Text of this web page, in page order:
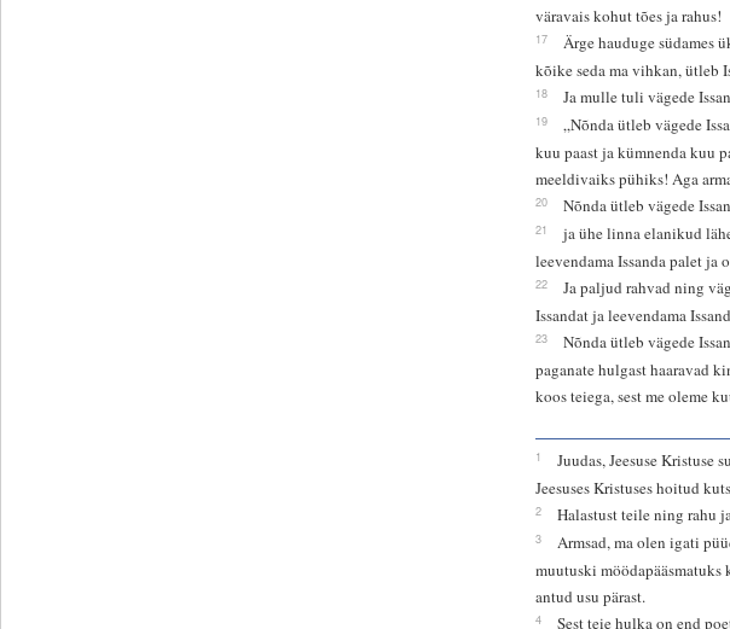
väravais kohut tões ja rahus!
17
Ärge hauduge südames
kõike seda ma vihkan, ütleb
18 Ja mulle tuli vägede
19
„Nõnda ütleb vägede
kuu paast ja kümnenda kuu
meeldivaiks pühiks! Aga
20 Nõnda ütleb vägede
21
ja ühe linna elanikud
leevendama Issanda palet ja
22
Ja paljud rahvad ning
Issandat ja leevendama
23
Nõnda ütleb vägede
paganate hulgast haaravad
koos teiega, sest me oleme
1
Juudas, Jeesuse Kristuse
Jeesuses Kristuses hoitud
2 Halastust teile ning rahu
3
Armsad, ma olen igati
muutuski
antud usu pärast.
4 Sest teie hulka on end